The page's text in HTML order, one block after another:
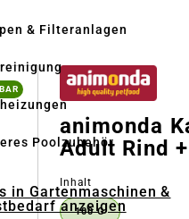
& Filteranlagen
Poolzubehör
in Gartenmaschinen &
anzeigen
animonda
Adult Rind
Inhalt
100 G